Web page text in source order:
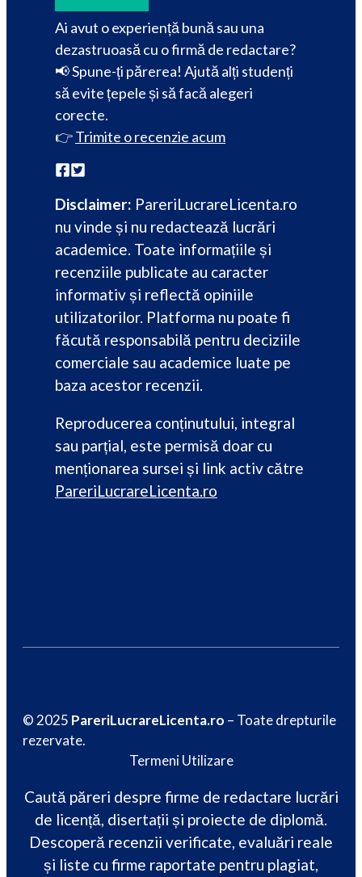
Ai avut o experiență bună sau una
dezastruoasă cu o firmă de redactare?
📢 Spune-ți părerea! Ajută alți studenți
să evite țepele și să facă alegeri
corecte.
👉Trimite o recenzie acum
Disclaimer: PareriLucrareLicenta.ro
nu vinde și nu redactează lucrări
academice. Toate informațiile și
recenziile publicate au caracter
informativ și reflectă opiniile
utilizatorilor. Platforma nu poate fi
făcută responsabilă pentru deciziile
comerciale sau academice luate pe
baza acestor recenzii.
Reproducerea conținutului, integral
sau parțial, este permisă doar cu
menționarea sursei și link activ către
PareriLucrareLicenta.ro
© 2025 PareriLucrareLicenta.ro – Toate drepturile
rezervate.
Termeni Utilizare
Caută păreri despre firme de redactare lucrări
de licență, disertații și proiecte de diplomă.
Descoperă recenzii verificate, evaluări reale
și liste cu firme raportate pentru plagiat,